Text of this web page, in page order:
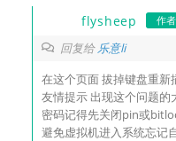
flysheep 作者
回复给乐意li
在这个页面 拔掉键盘重新
友情提示 出现这个问题
密码记得先关闭pin或
避免虚拟机进入系统忘记